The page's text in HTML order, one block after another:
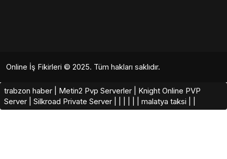
Online İş Fikirleri © 2025. Tüm hakları saklıdır.
trabzon haber Metin2 Pvp Serverler
Knight Online PVP
Server
Silkroad Private Server​ malatya taksi